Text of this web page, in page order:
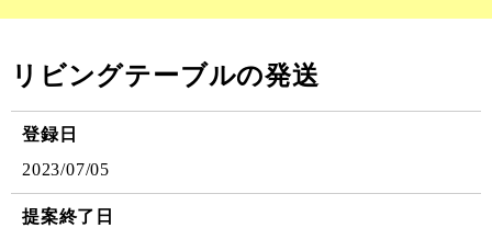
リビングテーブルの発送
登録日
2023/07/05
提案終了日